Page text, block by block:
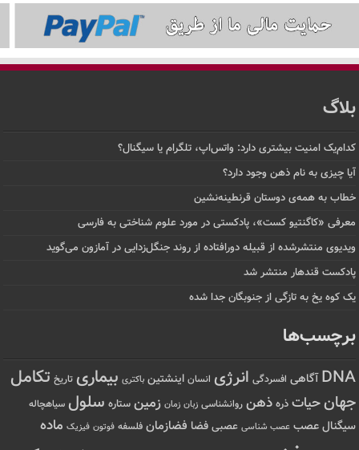
بلاگ
کدام‌یک امنیت بیشتری دارد: واتس‌اپ، تلگرام یا سیگنال؟
آیا چیزی به نام ذهن وجود دارد؟
خطاب به همه‌ی دوستان قرنطینه‌نشین
معرفی «کاگنتیو کست»، پادکستی در مورد علوم شناختی به فارسی
ویدیوی منتشرشده از قبیله دورافتاده‌ از روند جنگل‌زدایی در آمازون می‌گوید
پادکست قندهار منتشر شد
یک کوه یخ به تازگی از جنوبگان جدا شده
برچسب‌ها
DNA آگاهی افسردگی انرژی انسان اینشتین باکتری بیماری تاریخ تکامل
جهانحیات ذره ذهن روانشناسی زبان زمان زمین ستاره سلول سیاهچاله
سیگنال عصب عصب شناسی عصبی فضا فضازمان فلسفه فوتون فیزیک ماده